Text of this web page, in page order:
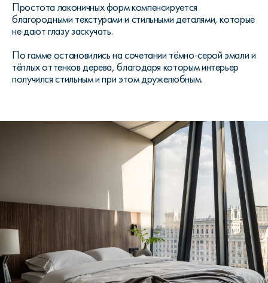
Простота лаконичных форм компенсируется
благородными текстурами и стильными деталями, которые
не дают глазу заскучать.
По гамме остановились на сочетании тёмно-серой эмали и
тёплых оттенков дерева, благодаря которым интерьер
получился стильным и при этом дружелюбным.